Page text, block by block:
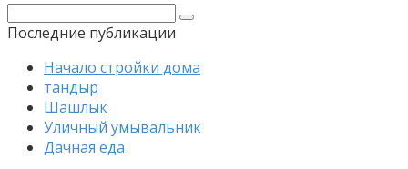
Поиск:
Последние публикации
Начало стройки дома
тандыр
Шашлык
Уличный умывальник
Дачная еда